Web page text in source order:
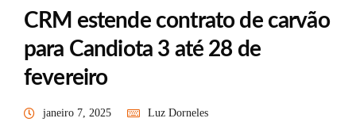
CRM estende contrato de carvão
para Candiota 3 até 28 de
fevereiro
janeiro 7, 2025
Luz Dorneles